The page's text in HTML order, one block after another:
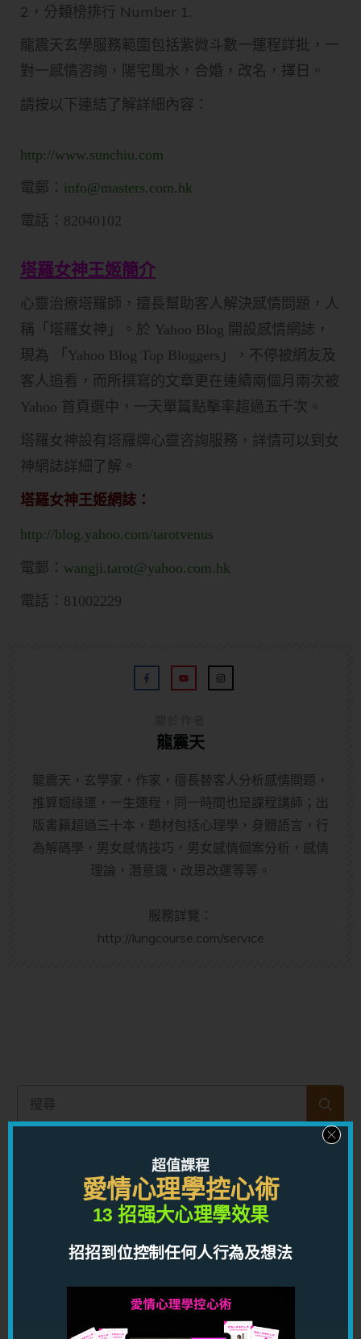
2，分類榜排行 Number 1.
龍震天玄學服務範圍包括紫微斗數一運程詳批，一
對一感情咨詢，陽宅風水，合婚，改名，擇日。
請按以下連結了解詳細內容：
http://www.sunchiu.com
電郵： info@masters.com.hk
電話：82040102
塔羅女神王姬簡介
心靈治療塔羅師，擅長幫助客人解決感情問題，人
稱「塔羅女神」。於 Yahoo Blog 開設感情網誌，
現為 「Yahoo Blog Top Bloggers」，不停被網友及
客人追看，而所撰寫的文章更在連續兩個月兩次被
Yahoo 首頁選中，一天單篇點擊率超過五千次。
塔羅女神設有塔羅牌心靈咨詢服務，詳情可以到女
神網誌詳細了解。
塔羅女神王姬網誌：
http://blog.yahoo.com/tarotvenus
電郵： wangji.tarot@yahoo.com.hk
電話：81002229
龍震天
龍震天，玄學家，作家，擅長替客人分析感情問題，
推算姻緣運，一生運程，同一時間也是課程講師；出
版書籍超過三十本，題材包括心理學，身體語言，行
為解碼學，男女感情技巧，男女感情個案分析，感情
理論，潛意識，改思改運等等。
服務詳覽：
http://lungcourse.com/service
咨詢服務
龍震天設有一系列命理，風水及咨
超值課程
愛情心理學控心術
13 招强大心理學效果
招招到位控制任何人行為及想法